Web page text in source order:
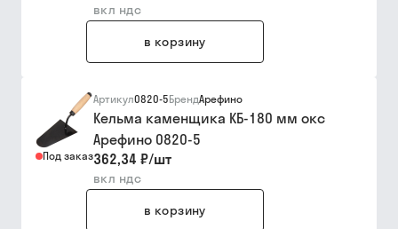
вкл ндс
в корзину
Под заказ
Артикул0820-5БрендАрефино
Кельма каменщика КБ-180 мм окс
Арефино 0820-5
362,34 ₽/шт
вкл ндс
в корзину